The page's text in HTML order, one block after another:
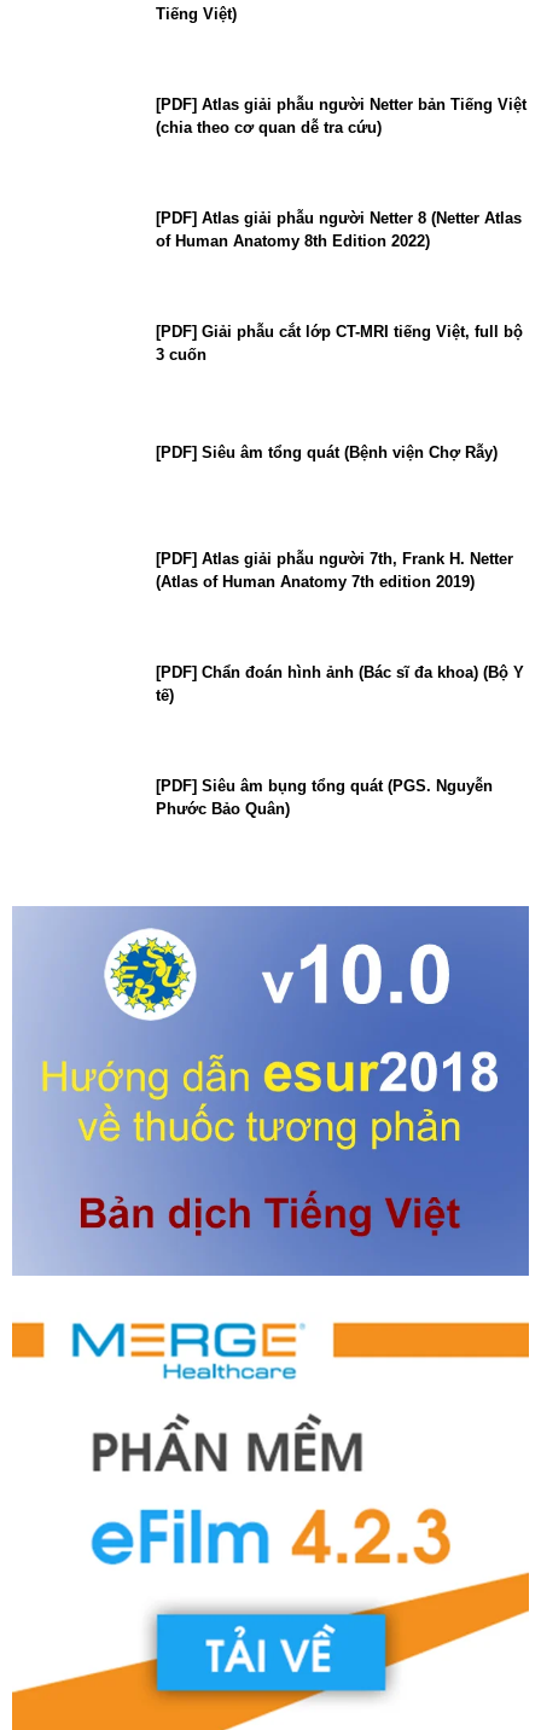
Tiếng Việt)
[PDF] Atlas giải phẫu người Netter bản Tiếng Việt
(chia theo cơ quan dễ tra cứu)
[PDF] Atlas giải phẫu người Netter 8 (Netter Atlas
of Human Anatomy 8th Edition 2022)
[PDF] Giải phẫu cắt lớp CT-MRI tiếng Việt, full bộ
3 cuốn
[PDF] Siêu âm tổng quát (Bệnh viện Chợ Rẫy)
[PDF] Atlas giải phẫu người 7th, Frank H. Netter
(Atlas of Human Anatomy 7th edition 2019)
[PDF] Chẩn đoán hình ảnh (Bác sĩ đa khoa) (Bộ Y
tế)
[PDF] Siêu âm bụng tổng quát (PGS. Nguyễn
Phước Bảo Quân)